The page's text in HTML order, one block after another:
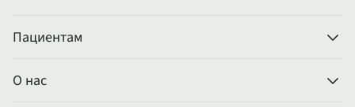
Пациентам
О нас